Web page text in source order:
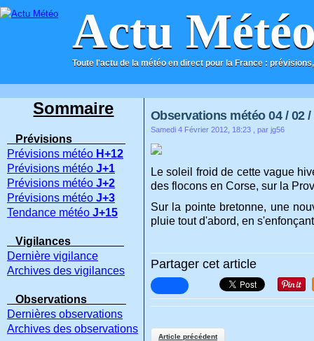
Actu
Toute l'actu de la météo en direct pour la France :
ACCUEIL CONTACT
Observations météo 04 / 02 /
Samedi 4 Février 2012, 18:23 , par jg56
Le soleil froid de cette vague
des flocons en Corse, sur la
Sur la pointe bretonne, une
pluie tout d'abord, en
Partager cet article
Article précédent
Sommaire
Prévisions
Prévisions météo H+12
Prévisions météo J+1
Prévisions météo J+2
Prévisions météo J+3
Tendance météo J+15
Vigilances
Dernière vigilance
Archives des vigilances
Observations
Dernières observations
Archives des observations